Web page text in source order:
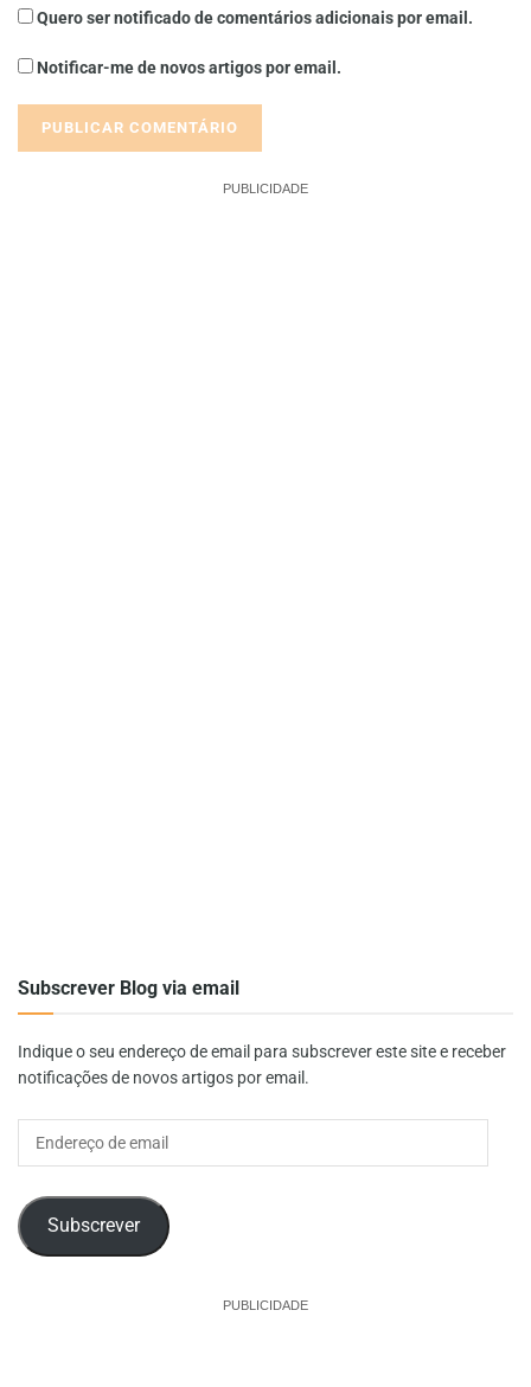
Quero ser notificado de comentários adicionais por email.
Notificar-me de novos artigos por email.
PUBLICIDADE
Subscrever Blog via email
Indique o seu endereço de email para subscrever este site e receber
notificações de novos artigos por email.
Endereço
Subscrever
PUBLICIDADE